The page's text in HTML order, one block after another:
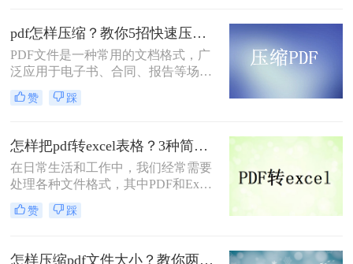
用方法，帮助您轻松实现数据提取和
格式转换。
pdf怎样压缩？教你5招快速压缩！
PDF文件是一种常用的文档格式，广
泛应用于电子书、合同、报告等场
景。由于PDF文件通常包含大量的文
本和图像信息，它们可能会占用大量
变慢，存储空间不足等问题。因此，
对PDF文件进行压缩是非常必要的。
下面将介绍几种常见的pdf怎样压缩方
法。
赞 踩
怎样把pdf转excel表格？3种简单的方法教会你！
在日常生活和工作中，我们经常需要
处理各种文件格式，其中PDF和Excel
表格是两种非常常见的格式。PDF文
件因其良好的跨平台性和不易修改性
Excel表格则因其强大的数据处理能力
赞 踩
怎样压缩pdf文件大小？教你两个转换办法！